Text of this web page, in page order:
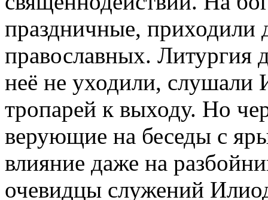
праздничные, приходили
православных. Литургия
неё не уходили,
тропарей к выходу. Но
верующие на беседы с
влияние даже на
очевидцы служений